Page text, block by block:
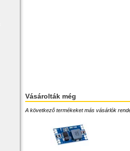
Vásárolták még
A következő termékeket más vásárlók